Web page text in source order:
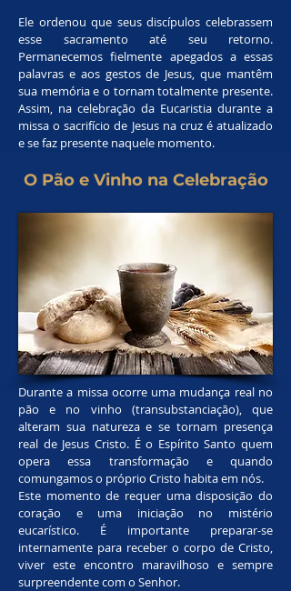
Ele ordenou que seus discípulos celebrassem
esse sacramento até seu retorno.
Permanecemos fielmente apegados a essas
palavras e aos gestos de Jesus, que mantêm
sua memória e o tornam totalmente presente.
Assim, na celebração da Eucaristia durante a
missa o sacrifício de Jesus na cruz é atualizado
e se faz presente naquele momento.
O Pão e Vinho na Celebração
Durante a missa ocorre uma mudança real no
pão e no vinho (transubstanciação), que
alteram sua natureza e se tornam presença
real de Jesus Cristo. É o Espírito Santo quem
opera essa transformação e quando
comungamos o próprio Cristo habita em nós.
Este momento de requer uma disposição do
coração e uma iniciação no mistério
eucarístico. É importante preparar-se
internamente para receber o corpo de Cristo,
viver este encontro maravilhoso e sempre
surpreendente com o Senhor.